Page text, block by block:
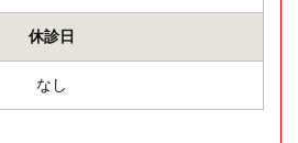
休診日
なし